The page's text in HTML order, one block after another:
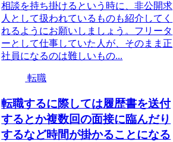
相談を持ち掛けるという時に、非公開求
人として扱われているものも紹介してく
れるようにお願いしましょう。フリータ
ーとして仕事していた人が、そのまま正
社員になるのは難しいもの...
転職
転職するに際しては履歴書を送付
するとか複数回の面接に臨んだり
するなど時間が掛かることになる